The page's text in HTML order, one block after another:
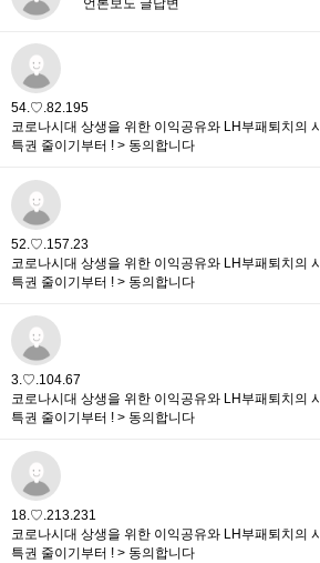
54.♡.82.195
코로나시대 상생을 위한 이익공유와 LH부패퇴치의
특권 줄이기부터 ! > 동의합니다
52.♡.157.23
코로나시대 상생을 위한 이익공유와 LH부패퇴치의
특권 줄이기부터 ! > 동의합니다
3.♡.104.67
코로나시대 상생을 위한 이익공유와 LH부패퇴치의
특권 줄이기부터 ! > 동의합니다
18.♡.213.231
코로나시대 상생을 위한 이익공유와 LH부패퇴치의
특권 줄이기부터 ! > 동의합니다